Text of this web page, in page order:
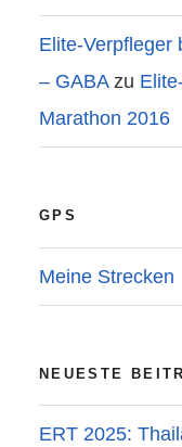
Elite-Verpfleger
– GABAzu
Marathon 2016
GPS
Meine Strecken
NEUESTE
ERT 2025: